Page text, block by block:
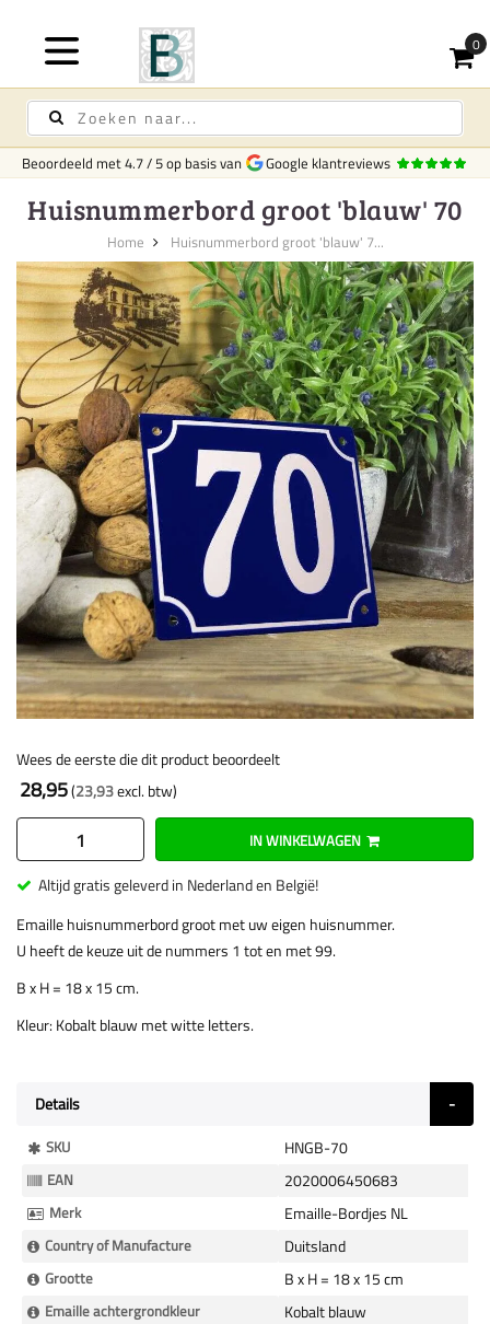
Beoordeeld met4.7/5op basis van Google klantreviews
Huisnummerbord groot 'blauw' 70
Home Huisnummerbord groot 'blauw' 7...
Wees de eerste die dit product beoordeelt
28,95 23,93
IN WINKELWAGEN
Altijd gratis geleverd in Nederland en België!
Emaille huisnummerbord groot met uw eigen huisnummer.
U heeft de keuze uit de nummers 1 tot en met 99.
B x H = 18 x 15 cm.
Kleur: Kobalt blauw met witte letters.
Details
Meer
Informatie
SKU HNGB-70
EAN 2020006450683
Merk Emaille-Bordjes NL
Country of Manufacture Duitsland
Grootte B x H = 18 x 15 cm
Emaille achtergrondkleur Kobalt blauw